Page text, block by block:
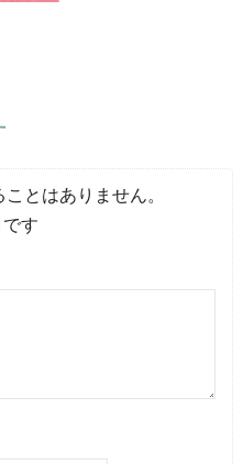
とはありません。
す